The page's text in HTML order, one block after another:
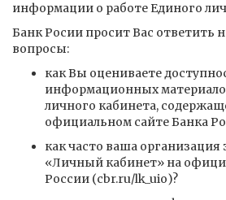
информации о работе Единого
Банк Росии просит Вас ответить
вопросы:
как Вы оцениваете
информационных
личного кабинета,
официальном сайте Банка
как часто ваша организация
«Личный кабинет» на
России (cbr.ru/lk_uio)?